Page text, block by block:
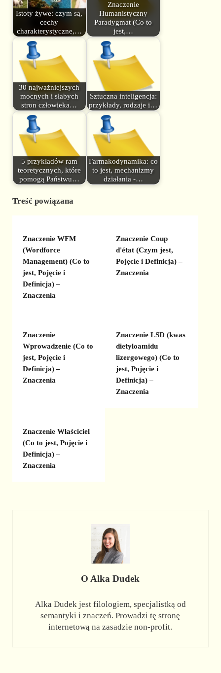
Istoty żywe: czym są,
cechy
charakterystyczne,…
Znaczenie
Humanistyczny
Paradygmat (Co to
jest,…
30 najważniejszych
mocnych i słabych
stron człowieka…
Sztuczna inteligencja:
przykłady, rodzaje i…
5 przykładów ram
teoretycznych, które
pomogą Państwu…
Farmakodynamika: co
to jest, mechanizmy
działania -…
Treść powiązana
Znaczenie WFM
(Wordforce
Management) (Co to
jest, Pojęcie i
Definicja) –
Znaczenia
Znaczenie Coup
d'état (Czym jest,
Pojęcie i Definicja) –
Znaczenia
Znaczenie
Wprowadzenie (Co to
jest, Pojęcie i
Definicja) –
Znaczenia
Znaczenie LSD (kwas
dietyloamidu
lizergowego) (Co to
jest, Pojęcie i
Definicja) –
Znaczenia
Znaczenie Właściciel
(Co to jest, Pojęcie i
Definicja) –
Znaczenia
OAlka Dudek
Alka Dudek jest filologiem, specjalistką od
semantyki i znaczeń. Prowadzi tę stronę
internetową na zasadzie non-profit.